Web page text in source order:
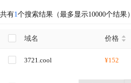
共有1个搜索结果（最多显示10000个结果）
域名 价格
3721.cool ¥152